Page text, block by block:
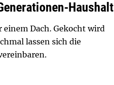
Haushalt
Dach. Gekocht wird
lassen sich die